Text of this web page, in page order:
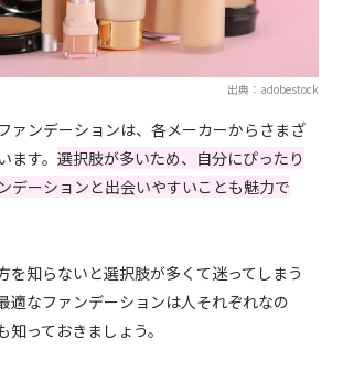
出典：adobestock
ァンデーションは、各メーカーからさまざ
ます。選択肢が多いため、自分にぴったり
デーションと出会いやすいことも魅力で
を知らないと選択肢が多くて迷ってしまう
適なファンデーションは人それぞれなの
っておきましょう。